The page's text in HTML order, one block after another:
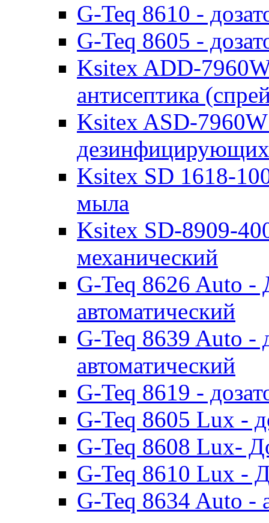
G-Teq 8610 -
G-Teq 8605 -
Ksitex ADD-
антисептика
Ksitex ASD-
дезинфицирующих
Ksitex SD 1618-
мыла
Ksitex SD-8909-
механический
G-Teq 8626 Auto -
автоматический
G-Teq 8639 Auto -
автоматический
G-Teq 8619 -
G-Teq 8605 Lux -
G-Teq 8608 Lux-
G-Teq 8610 Lux -
G-Teq 8634 Auto -